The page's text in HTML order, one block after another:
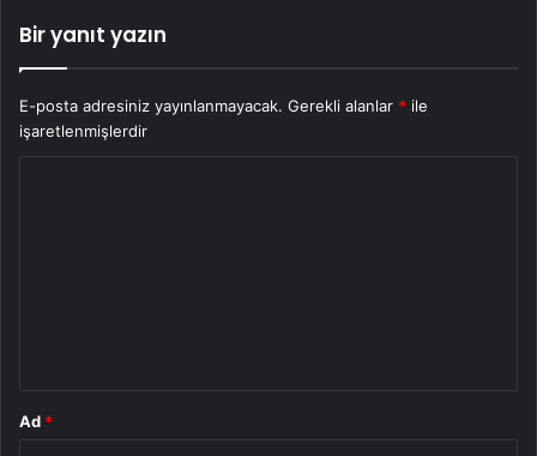
Bir yanıt yazın
E-posta adresiniz yayınlanmayacak. Gerekli alanlar * ile
işaretlenmişlerdir
Ad *